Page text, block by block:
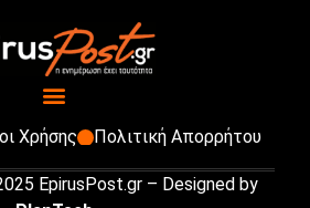
Χρήσης Πολιτική Απορρήτου
EpirusPost.gr – Designed by